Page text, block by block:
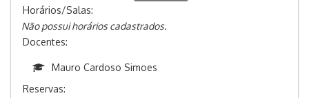
Horários/Salas:
Não possui horários cadastrados.
Docentes:
Mauro Cardoso Simoes
Reservas: